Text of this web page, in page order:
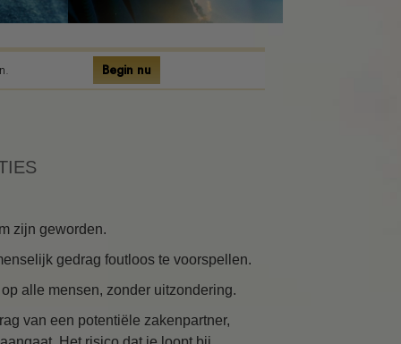
Begin nu
zijn geworden.
gedrag foutloos te voorspellen.
alle mensen, zonder uitzondering.
van een potentiële zakenpartner,